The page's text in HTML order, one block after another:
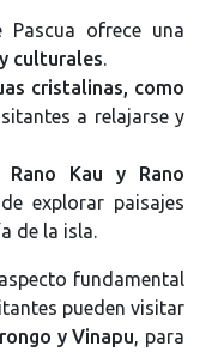
ofrece una
culturales.
cristalinas, como
a relajarse y
Rano Kau y Rano
explorar paisajes
de la isla.
fundamental
pueden visitar
y Vinapu, para